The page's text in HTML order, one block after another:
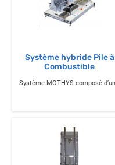
Système hybride Pile à
Combustible